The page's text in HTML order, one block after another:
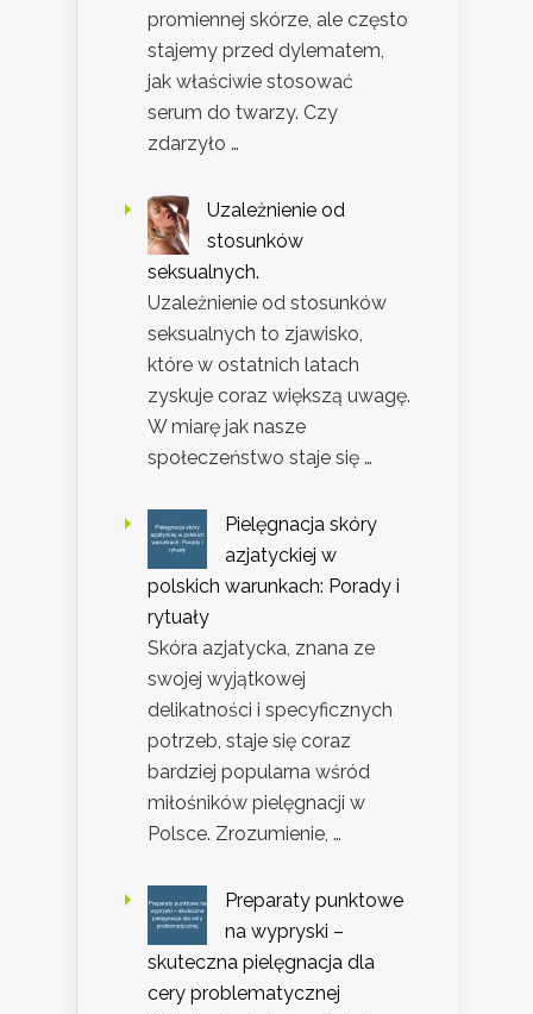
promiennej skórze, ale często
stajemy przed dylematem,
jak właściwie stosować
serum do twarzy. Czy
zdarzyło …
Uzależnienie od
stosunków
seksualnych.
Uzależnienie od stosunków
seksualnych to zjawisko,
które w ostatnich latach
zyskuje coraz większą uwagę.
W miarę jak nasze
społeczeństwo staje się …
Pielęgnacja skóry
azjatyckiej w
polskich warunkach: Porady i
rytuały
Skóra azjatycka, znana ze
swojej wyjątkowej
delikatności i specyficznych
potrzeb, staje się coraz
bardziej popularna wśród
miłośników pielęgnacji w
Polsce. Zrozumienie, …
Preparaty punktowe
na wypryski –
skuteczna pielęgnacja dla
cery problematycznej